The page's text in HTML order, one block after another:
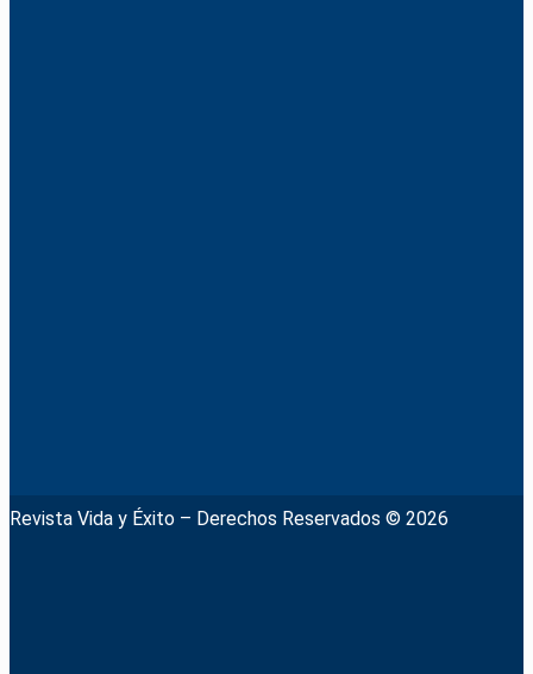
Revista Vida y Éxito – Derechos Reservados © 2026